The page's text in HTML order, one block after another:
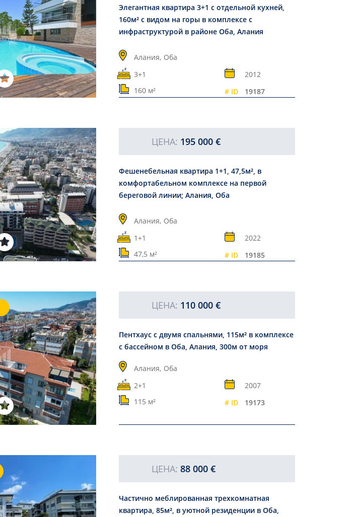
Элегантная квартира 3+1 с отдельной кухней,
160м² с видом на горы в комплексе с
инфраструктурой в районе Оба, Алания
Алания, Оба
3+1
2012
160 м²
# ID 19187
ЦЕНА: 195 000 €
Фешенебельная квартира 1+1, 47,5м², в
комфортабельном комплексе на первой
береговой линии; Алания, Оба
Алания, Оба
1+1
2022
47,5 м²
# ID 19185
ЦЕНА: 110 000 €
Пентхаус с двумя спальнями, 115м² в комплексе
с бассейном в Оба, Алания, 300м от моря
Алания, Оба
2+1
2007
115 м²
# ID 19173
ЦЕНА: 88 000 €
Частично меблированная трехкомнатная
квартира, 85м², в уютной резиденции в Оба,